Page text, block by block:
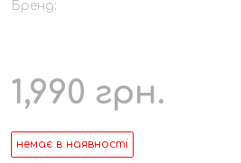
Бренд:
1,990 грн.
немає в наявності